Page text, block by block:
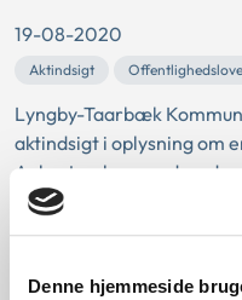
Denne hjemmeside
19-08-2020
Aktindsigt
Lyngby-Taarbæk
aktindsigt i oplysning om
Ankestyrelsen vurderede,
ansættelsestidspunkt var
efter offentlighedslovens
Kviklån til